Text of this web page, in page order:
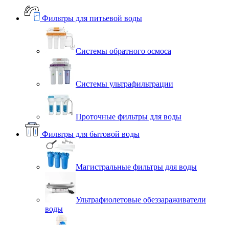
Фильтры для питьевой воды
Системы обратного осмоса
Системы ультрафильтрации
Проточные фильтры для воды
Фильтры для бытовой воды
Магистральные фильтры для воды
Ультрафиолетовые обеззараживатели
воды